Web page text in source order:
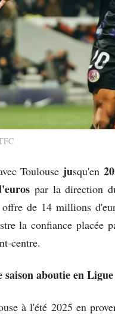
Toulouse jusqu'en
par la direction
offre de 14 millions
la confiance placée
centre.
saison aboutie en
à l'été 2025 en